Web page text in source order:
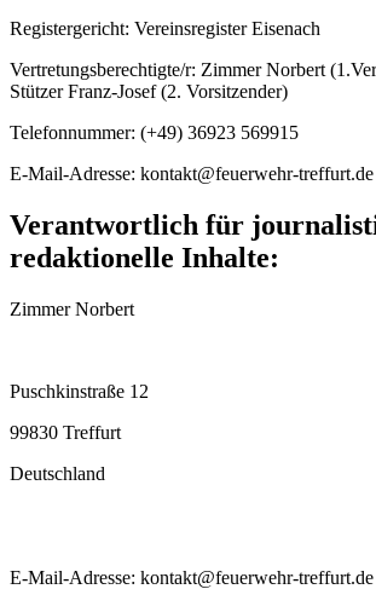
Registergericht: Vereinsregister Eisenach
Vertretungsberechtigte/r: Zimmer Norbert
Stützer Franz-Josef (2. Vorsitzender)
Telefonnummer: (+49) 36923 569915
E-Mail-Adresse: kontakt@feuerwehr-treffurt.de
Verantwortlich für
redaktionelle Inhalte:
Zimmer Norbert
Puschkinstraße 12
99830 Treffurt
Deutschland
E-Mail-Adresse: kontakt@feuerwehr-treffurt.de